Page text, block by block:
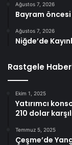
Ağustos 7, 2026
Bayram
Ağustos 7, 2026
Niğde’de
Rastgele
Ekim 1, 2025
Yatırımcı
210 dolar
Temmuz 5, 2025
Çeşme’de